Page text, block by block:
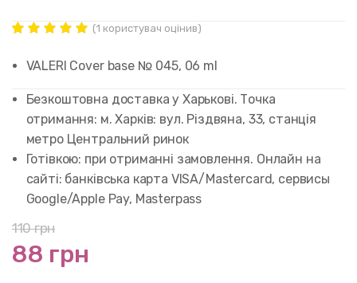
5.00 out of
5 based on
rating
(1 користувач оцінив)
VALERI Cover base № 045, 06 ml
Безкоштовна доставка у Харькові. Точка
отримання: м. Харків: вул. Різдвяна, 33, станція
метро Центральний ринок
Готівкою: при отриманні замовлення. Онлайн на
сайті: банківська карта VISA/Mastercard, сервисы
Google/Apple Pay, Masterpass
110грн
88 грн